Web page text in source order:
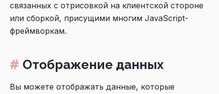
связанных с отрисовкой на клиентской стороне
или сборкой, присущими многим JavaScript-
фреймворкам.
Отображение данных
Вы можете отображать данные, которые